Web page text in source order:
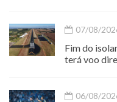
07/08/
Fim do
terá voo
06/08/